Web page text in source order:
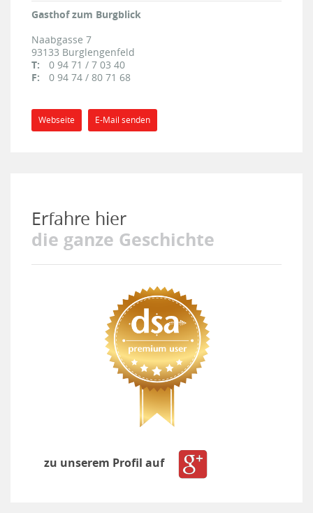
Gasthof zum Burgblick
Naabgasse 7
93133 Burglengenfeld
T:
0 94 71 / 7 03 40
F:
0 94 74 / 80 71 68
Webseite E-Mail senden
Erfahre hier
die ganze Geschichte
zu unserem Profil auf